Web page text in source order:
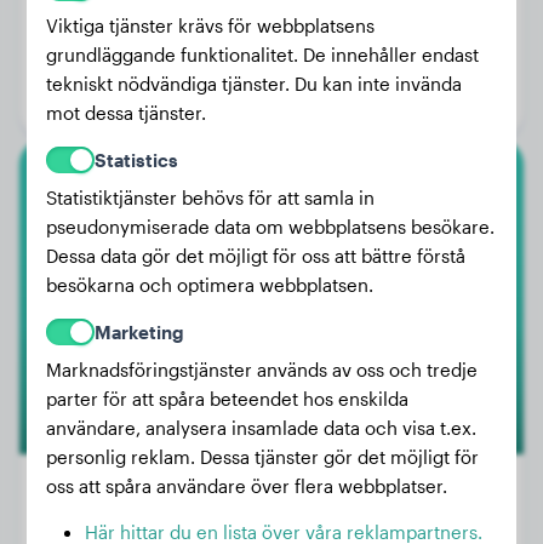
Vikt:
Ålder:
3 år, 7 månader
Amerikansk Akita
Dakota
Viktiga tjänster krävs för webbplatsens
grundläggande funktionalitet. De innehåller endast
tekniskt nödvändiga tjänster. Du kan inte invända
mot dessa tjänster.
Statistics
Statistiktjänster behövs för att samla in
pseudonymiserade data om webbplatsens besökare.
Dessa data gör det möjligt för oss att bättre förstå
besökarna och optimera webbplatsen.
Marketing
Marknadsföringstjänster används av oss och tredje
parter för att spåra beteendet hos enskilda
användare, analysera insamlade data och visa t.ex.
personlig reklam. Dessa tjänster gör det möjligt för
oss att spåra användare över flera webbplatser.
Här hittar du en lista över våra reklampartners.